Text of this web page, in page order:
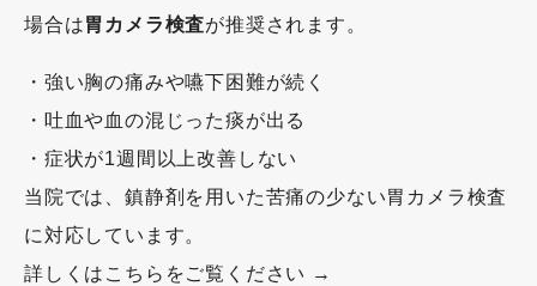
場合は胃カメラ検査が推奨されます。
・強い胸の痛みや嚥下困難が続く
・吐血や血の混じった痰が出る
・症状が1週間以上改善しない
当院では、鎮静剤を用いた苦痛の少ない胃カメラ検査
に対応しています。
詳しくはこちらをご覧ください →